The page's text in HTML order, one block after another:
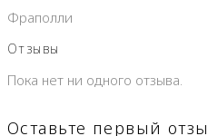
Фраполли
Отзывы
Пока нет ни одного отзыва.
Оставьте первый